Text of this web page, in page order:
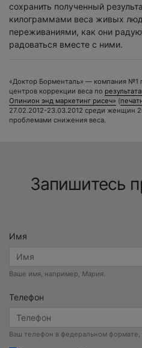
сохранить полученный
килограммами веса живых
переживаниями, как они
радоваться вместе с ними.
«Доктор Борменталь» — компания №1
центров коррекции веса по
Опинион энд маркетинг рисеч» (
27.02.2012-23.03.2012 среди женщин
проблемами снижения веса.
Запишитесь
Имя
Ваше имя, например, Мария
Телефон
Ваш телефон в федеральном формате,